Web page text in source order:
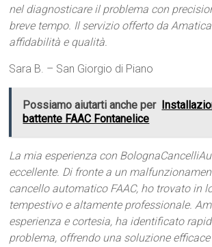
nel diagnosticare il problema con
breve tempo. Il servizio offerto da
affidabilità e qualità.
Sara B. – San Giorgio di Piano
Possiamo aiutarti anche per
battente FAAC Fontanelice
La mia esperienza con
eccellente. Di fronte a un
cancello automatico FAAC, ho trovato in
tempestivo e altamente professionale.
esperienza e cortesia, ha identificato
problema, offrendo una soluzione